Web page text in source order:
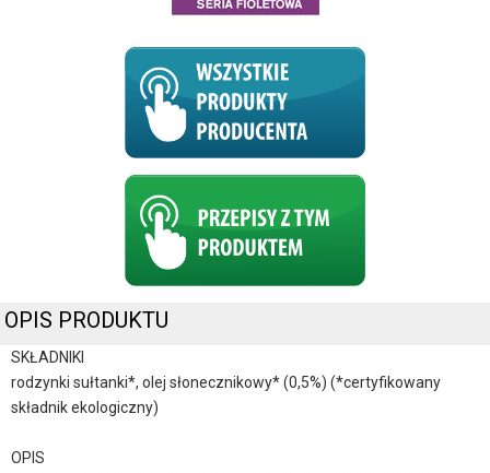
OPIS PRODUKTU
SKŁADNIKI
rodzynki sułtanki*, olej słonecznikowy* (0,5%) (*certyfikowany
składnik ekologiczny)
OPIS